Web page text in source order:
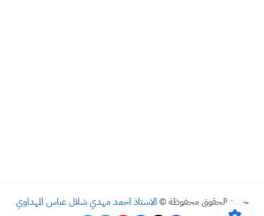
جميع الحقوق محفوظة © الاستاذ احمد مهدي شلال عباس المهداوي